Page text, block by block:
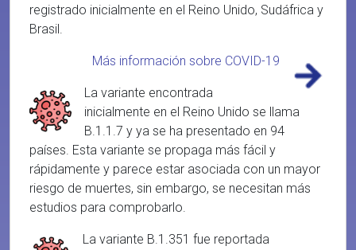
registrado inicialmente en el Reino Unido, Sudáfrica y
Brasil.
Más información sobre COVID-19
La variante encontrada
inicialmente en el Reino Unido se llama
B.1.1.7 y ya se ha presentado en 94
países. Esta variante se propaga más fácil y
rápidamente y parece estar asociada con un mayor
riesgo de muertes, sin embargo, se necesitan más
estudios para comprobarlo.
La variante B.1.351 fue reportada